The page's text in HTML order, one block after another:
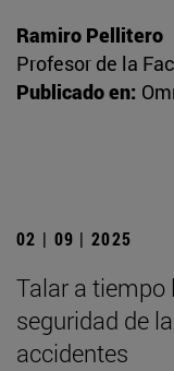
Ramiro Pellitero
Profesor de la
Publicado en:
02 | 09 | 2025
Talar a tiempo
seguridad de
accidentes